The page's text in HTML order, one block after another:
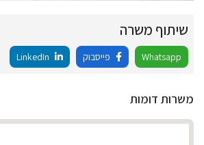
שיתוף משרה
Whatsapp פייסבוק
משרות דומות